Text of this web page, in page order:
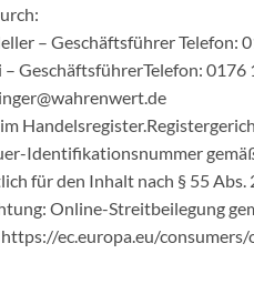
– Geschäftsführer Telefon:
GeschäftsführerTelefon:
Identifikationsnummer
für den Inhalt nach § 55
Online-Streitbeilegung
ec.europa.eu/